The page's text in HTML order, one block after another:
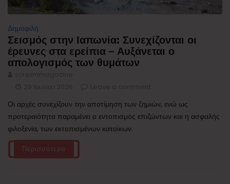
Δημοφιλή
Σεισμός στην Ιαπωνία: Συνεχίζονται οι
έρευνες στα ερείπια – Αυξάνεται ο
απολογισμός των θυμάτων
Οι αρχές συνεχίζουν την αποτίμηση των ζημιών, ενώ ως
προτεραιότητα παραμένει ο εντοπισμός επιζώντων και η ασφαλής
φιλοξενία, των εκτοπισμένων κατοίκων.
Περισσότερα